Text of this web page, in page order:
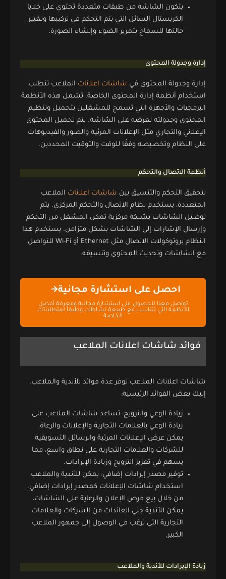
يتكون الشاشة من طبقات متعددة تحتوي على خلايا
الكريستال السائل التي يتم التحكم في تركيبها وتغيير
حالتها للسماح بتمرير الضوء وإنشاء الصورة.
إدارة وجدولة المحتوى
إدارة وجدولة المحتوى في شاشات اعلانات الملاعب تتطلب
استخدام أنظمة إدارة المحتوى الخاصة. تشمل هذه الأنظمة
البرمجيات والأجهزة التي تسمح للمشغلين بتحميل وتنظيم
المحتوى وجدولته لعرضه على الشاشة. يتم تحميل المحتوى
الإعلاني والتجاري مثل الإعلانات المرئية والصور والفيديوهات
على النظام وتخصيصه وفقًا للوقت والتوقيت المحددين.
أنظمة الاتصال والتحكم
لتحقيق التحكم والتنسيق بين شاشات اعلانات الملاعب
المتعددة، يستخدم نظام الاتصال والتحكم المركزي. يتم
توصيل الشاشات بشبكة مركزية تمكن المشغل من التحكم
وإرسال الإشارات إلى الشاشات بشكل متزامن. يستخدم هذا
النظام بروتوكولات الاتصال مثل Ethernet أو Wi-Fi للتواصل
مع الشاشات وتحديث المحتوى وتنسيقه.
احصل على استشارة مجانية
تواصل معنا للحصول على استشارة مجانية ومعرفة أفضل
الأنظمة التي تتناسب مع طبيعة نشاطك وطبقاً لمتطلباتك
الخاصة
فوائد شاشات اعلانات الملاعب
شاشات اعلانات الملاعب توفر عدة فوائد للأندية والملاعب.
إليك بعض الفوائد الرئيسية:
زيادة الوعي والترويج: تساعد شاشات الملاعب على
زيادة الوعي بالعلامات التجارية والإعلانات والرعاة.
يمكن عرض الإعلانات المرئية والرسائل التسويقية
للشركات والعلامات التجارية على نطاق واسع، مما
يسهم في تعزيز الترويج وزيادة الإيرادات.
توفير مصدر إيرادات إضافي: يمكن للأندية والملاعب
استخدام شاشات الإعلانات كمصدر إيرادات إضافي.
من خلال بيع فرص الإعلان والرعاية على الشاشات،
يمكن للأندية جني العائدات من الشركات والعلامات
التجارية التي ترغب في الوصول إلى جمهور الملاعب
الكبير.
زيادة الإيرادات للأندية والملاعب